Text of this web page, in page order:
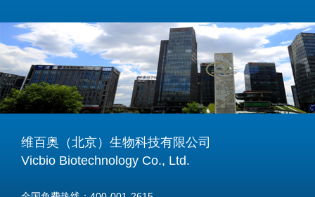
维百奥（北京）生物科技有限公司
Vicbio Biotechnology Co., Ltd.